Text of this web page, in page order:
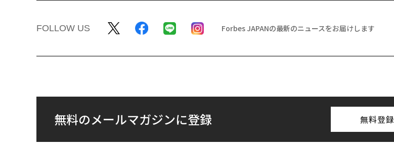
FOLLOW US Forbes JAPANの最新のニュースをお届けします
無料のメールマガジンに登録 無料登録